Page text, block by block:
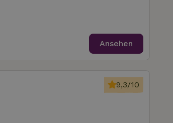
Ansehen
9,3/10